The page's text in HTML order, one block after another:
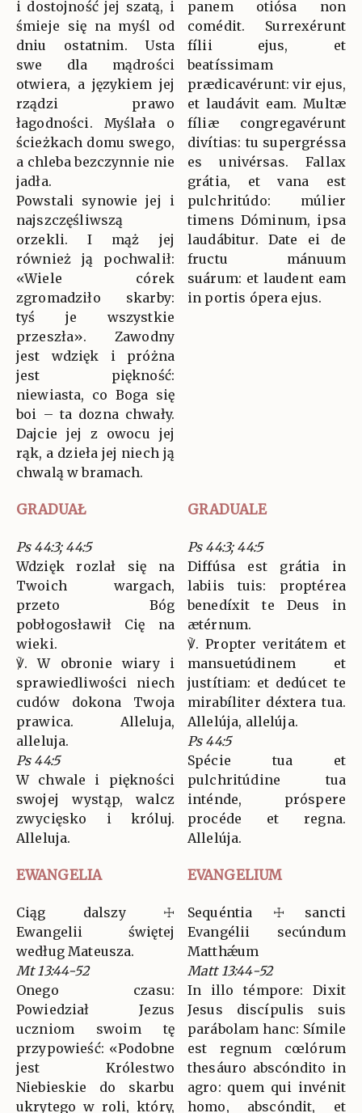
i dostojność jej szatą, i
śmieje się na myśl od
dniu ostatnim. Usta
swe dla mądrości
otwiera, a językiem jej
rządzi prawo
łagodności. Myślała o
ścieżkach domu swego,
a chleba bezczynnie nie
jadła.
Powstali synowie jej i
najszczęśliwszą
orzekli. I mąż jej
również ją pochwalił:
«Wiele córek
zgromadziło skarby:
tyś je wszystkie
przeszła». Zawodny
jest wdzięk i próżna
jest piękność:
niewiasta, co Boga się
boi – ta dozna chwały.
Dajcie jej z owocu jej
rąk, a dzieła jej niech ją
chwalą w bramach.
panem otiósa non
comédit. Surrexérunt
fílii ejus, et
beatíssimam
prædicavérunt: vir ejus,
et laudávit eam. Multæ
fíliæ congregavérunt
divítias: tu supergréssa
es univérsas. Fallax
grátia, et vana est
pulchritúdo: múlier
timens Dóminum, ipsa
laudábitur. Date ei de
fructu mánuum
suárum: et laudent eam
in portis ópera ejus.
GRADUAŁ GRADUALE
Ps 44:3; 44:5
Wdzięk rozlał się na
Twoich wargach,
przeto Bóg
pobłogosławił Cię na
wieki.
℣. W obronie wiary i
sprawiedliwości niech
cudów dokona Twoja
prawica. Alleluja,
alleluja.
Ps 44:5
W chwale i piękności
swojej wystąp, walcz
zwycięsko i króluj.
Alleluja.
Ps 44:3; 44:5
Diffúsa est grátia in
labiis tuis: proptérea
benedíxit te Deus in
ætérnum.
℣. Propter veritátem et
mansuetúdinem et
justítiam: et dedúcet te
mirabíliter déxtera tua.
Allelúja, allelúja.
Ps 44:5
Spécie tua et
pulchritúdine tua
inténde, próspere
procéde et regna.
Allelúja.
EWANGELIA EVANGELIUM
Ciąg dalszy ☩
Ewangelii świętej
według Mateusza.
Mt 13:44-52
Onego czasu:
Powiedział Jezus
uczniom swoim tę
przypowieść: «Podobne
jest Królestwo
Niebieskie do skarbu
ukrytego w roli, który,
Sequéntia ☩ sancti
Evangélii secúndum
Matthǽum
Matt 13:44-52
In illo témpore: Dixit
Jesus discípulis suis
parábolam hanc: Símile
est regnum cœlórum
thesáuro abscóndito in
agro: quem qui invénit
homo, abscóndit, et